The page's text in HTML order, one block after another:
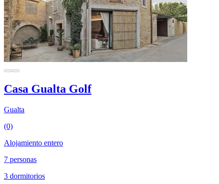
Casa Gualta Golf
Gualta
(0)
Alojamiento entero
7 personas
3 dormitorios